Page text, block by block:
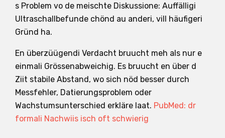
s Problem vo de meischte Diskussione: Auffälligi
Ultraschallbefunde chönd au anderi, vill häufigeri
Gründ ha.
En überzüügendi Verdacht bruucht meh als nur e
einmali Grössenabweichig. Es bruucht en über d
Ziit stabile Abstand, wo sich nöd besser durch
Messfehler, Datierungsproblem oder
Wachstumsunterschied erkläre laat. PubMed: dr
formali Nachwiis isch oft schwierig